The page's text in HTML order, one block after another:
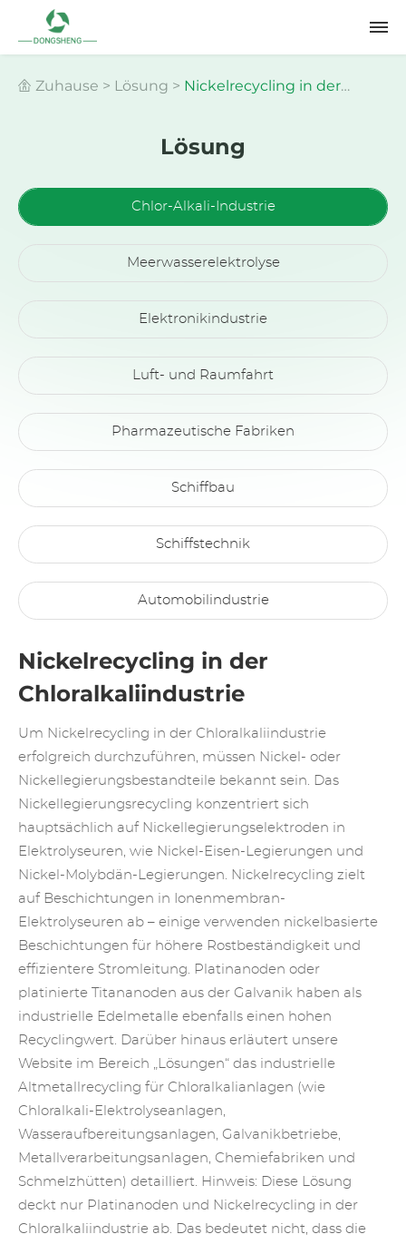
Zuhause > Lösung > Nickelrecycling in der
Lösung
Chlor-Alkali-Industrie
Meerwasserelektrolyse
Elektronikindustrie
Luft- und Raumfahrt
Pharmazeutische Fabriken
Schiffbau
Schiffstechnik
Automobilindustrie
Nickelrecycling in der
Chloralkaliindustrie
Um Nickelrecycling in der Chloralkaliindustrie
erfolgreich durchzuführen, müssen Nickel- oder
Nickellegierungsbestandteile bekannt sein. Das
Nickellegierungsrecycling konzentriert sich
hauptsächlich auf Nickellegierungselektroden in
Elektrolyseuren, wie Nickel-Eisen-Legierungen und
Nickel-Molybdän-Legierungen. Nickelrecycling zielt
auf Beschichtungen in Ionenmembran-
Elektrolyseuren ab – einige verwenden nickelbasierte
Beschichtungen für höhere Rostbeständigkeit und
effizientere Stromleitung. Platinanoden oder
platinierte Titananoden aus der Galvanik haben als
industrielle Edelmetalle ebenfalls einen hohen
Recyclingwert. Darüber hinaus erläutert unsere
Website im Bereich „Lösungen“ das industrielle
Altmetallrecycling für Chloralkalianlagen (wie
Chloralkali-Elektrolyseanlagen,
Wasseraufbereitungsanlagen, Galvanikbetriebe,
Metallverarbeitungsanlagen, Chemiefabriken und
Schmelzhütten) detailliert. Hinweis: Diese Lösung
deckt nur Platinanoden und Nickelrecycling in der
Chloralkaliindustrie ab. Das bedeutet nicht, dass die